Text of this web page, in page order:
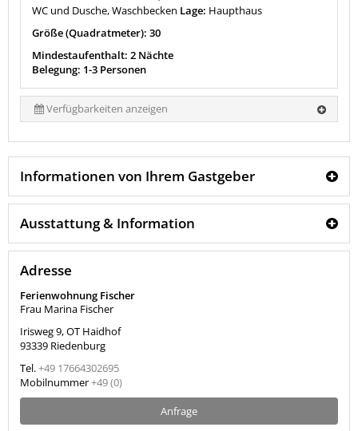
WC und Dusche, Waschbecken Lage: Haupthaus
Größe (Quadratmeter): 30
Mindestaufenthalt: 2 Nächte
Belegung: 1-3 Personen
Verfügbarkeiten anzeigen
Informationen von Ihrem Gastgeber
Ausstattung & Information
Adresse
Ferienwohnung Fischer
Frau Marina Fischer
Irisweg 9, OT Haidhof
93339 Riedenburg
Tel.+49 17664302695
Mobilnummer+49 (0)
Anfrage